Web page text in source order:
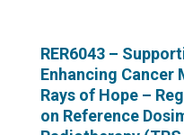
RER6043 –
Enhancing Cancer
Rays of Hope –
on Reference